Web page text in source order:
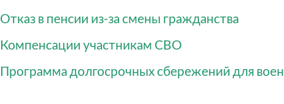
Отказ в пенсии из-за смены гражданства
Компенсации участникам СВО
Программа долгосрочных сбережений для